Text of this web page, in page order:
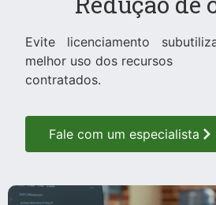
Evite licenciamento
melhor uso dos recursos
contratados.
Fale com um especialista